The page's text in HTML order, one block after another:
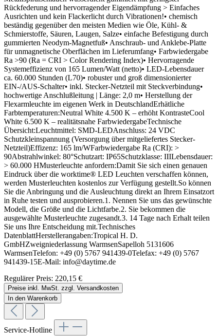
Rückfederung und hervorragender Eigendämpfung > Einfaches
Ausrichten und kein Flackerlicht durch Vibrationen!• chemisch
beständig gegenüber den meisten Medien wie Öle, Kühl- &
Schmierstoffe, Säuren, Laugen, Salze• einfache Befestigung durch
gummierten Neodym-Magnetfuß• Anschraub- und Anklebe-Platte
für unmagnetische Oberflächen im Lieferumfang• Farbwiedergabe
Ra >90 (Ra = CRI > Color Rendering Index)• Hervorragende
Systemeffizienz von 165 Lumen/Watt (netto)• LED-Lebensdauer
ca. 60.000 Stunden (L70)• robuster und groß dimensionierter
EIN-/AUS-Schalter• inkl. Stecker-Netzteil mit Steckverbindung•
hochwertige Anschlußleitung | Länge: 2,0 m• Herstellung der
Flexarmleuchte im eigenen Werk in DeutschlandErhätliche
Farbtemperaturen:Neutral White 4.500 K – erhöht KontrasteCool
White 6.500 K – realitätsnahe FarbwiedergabeTechnische
Übersicht:Leuchtmittel: SMD-LEDAnschluss: 24 VDC
Schutzkleinspannung (Versorgung über mitgeliefertes Stecker-
Netzteil)Effizenz: 165 lm/WFarbwiedergabe Ra (CRI): >
90Abstrahlwinkel: 80°Schutzart: IP65Schutzklasse: IIILebensdauer:
> 60.000 HMusterleuchte anfordern:Damit Sie sich einen genauen
Eindruck über die worktime® LED Leuchten verschaffen können,
werden Musterleuchten kostenlos zur Verfügung gestellt.So können
Sie die Anbringung und die Ausleuchtung direkt an Ihrem Einsatzort
in Ruhe testen und ausprobieren.1. Nennen Sie uns das gewünschte
Modell, die Größe und die Lichtfarbe.2. Sie bekommen die
ausgewählte Musterleuchte zugesandt.3. 14 Tage nach Erhalt teilen
Sie uns Ihre Entscheidung mit.Technisches
DatenblattHerstellerangaben:Tropical H. D.
GmbHZweigniederlassung WarmsenSapelloh 5131606
WarmsenTelefon: +49 (0) 5767 941439-0Telefax: +49 (0) 5767
941439-15E-Mail: info@daytime.de
Regulärer Preis: 220,15 €
Preise inkl. MwSt. zzgl. Versandkosten
In den Warenkorb
Service-Hotline